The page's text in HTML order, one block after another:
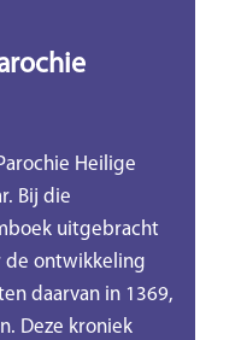
Heilige
Bij die
uitgebracht
de ontwikkeling
daarvan in 1369,
Deze kroniek